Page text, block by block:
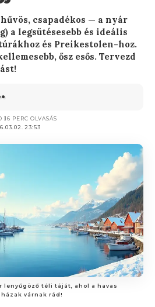
csapadékos — a nyár
a legsütésesebb és ideális
és Preikestolen-hoz.
ősz esős. Tervezd
23:53
16 PERC OLVASÁS
lenyűgöző téli táját, ahol a havas
várnak rád!